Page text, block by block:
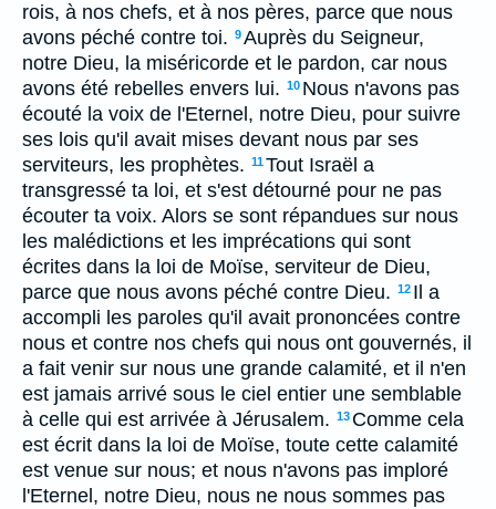
rois, à nos chefs, et à nos pères, parce que nous
avons péché contre toi. 9Auprès du Seigneur,
notre Dieu, la miséricorde et le pardon, car nous
avons été rebelles envers lui. 10 Nous n'avons pas
écouté la voix de l'Eternel, notre Dieu, pour suivre
ses lois qu'il avait mises devant nous par ses
serviteurs, les prophètes. 11Tout Israël a
transgressé ta loi, et s'est détourné pour ne pas
écouter ta voix. Alors se sont répandues sur nous
les malédictions et les imprécations qui sont
écrites dans la loi de Moïse, serviteur de Dieu,
parce que nous avons péché contre Dieu. 12 Il a
accompli les paroles qu'il avait prononcées contre
nous et contre nos chefs qui nous ont gouvernés, il
a fait venir sur nous une grande calamité, et il n'en
est jamais arrivé sous le ciel entier une semblable
à celle qui est arrivée à Jérusalem. 13 Comme cela
est écrit dans la loi de Moïse, toute cette calamité
est venue sur nous; et nous n'avons pas imploré
l'Eternel, notre Dieu, nous ne nous sommes pas